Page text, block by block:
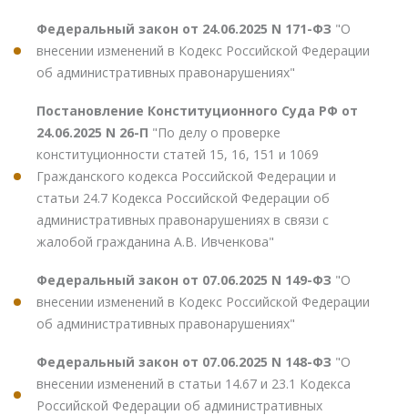
Федеральный закон от 24.06.2025 N 171-ФЗ "О
внесении изменений в Кодекс Российской Федерации
об административных правонарушениях"
Постановление Конституционного Суда РФ от
24.06.2025 N 26-П "По делу о проверке
конституционности статей 15, 16, 151 и 1069
Гражданского кодекса Российской Федерации и
статьи 24.7 Кодекса Российской Федерации об
административных правонарушениях в связи с
жалобой гражданина А.В. Ивченкова"
Федеральный закон от 07.06.2025 N 149-ФЗ "О
внесении изменений в Кодекс Российской Федерации
об административных правонарушениях"
Федеральный закон от 07.06.2025 N 148-ФЗ "О
внесении изменений в статьи 14.67 и 23.1 Кодекса
Российской Федерации об административных